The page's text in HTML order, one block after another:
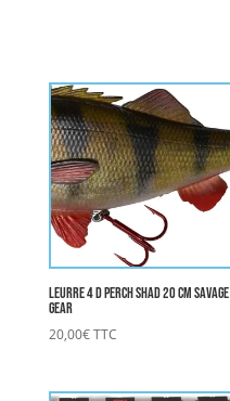
Leurre 4 D PERCH SHAD 20 cm SAVAGE
GEAR
20,00€TTC